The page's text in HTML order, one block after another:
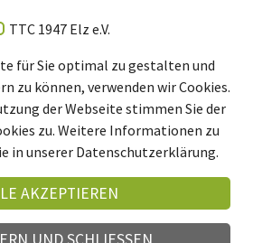
TTC 1947 Elz e.V.
für Sie optimal zu gestalten und
zu können, verwenden wir Cookies.
der Webseite stimmen Sie der
zu. Weitere Informationen zu
in unserer Datenschutzerklärung.
AKZEPTIEREN